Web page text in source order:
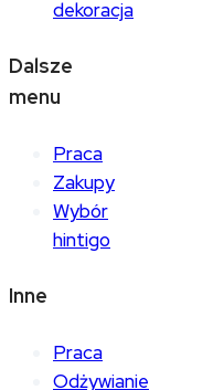
dekoracja
Dalsze
menu
Praca
Zakupy
Wybór
hintigo
Inne
Praca
Odżywianie